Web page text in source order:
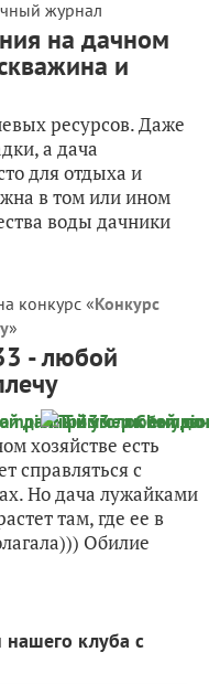
журнал
на дачном
и
ресурсов. Даже
а дача
для отдыха и
в том или ином
воды дачники
конкурс «Конкурс
»
- любой
хозяйстве есть
справляться с
Но дача лужайками
там, где ее в
Обилие
клуба с